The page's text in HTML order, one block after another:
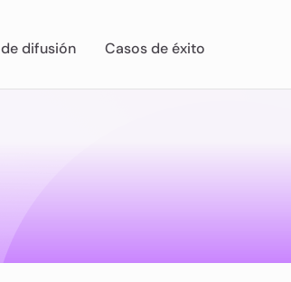
difusión Casos de éxito